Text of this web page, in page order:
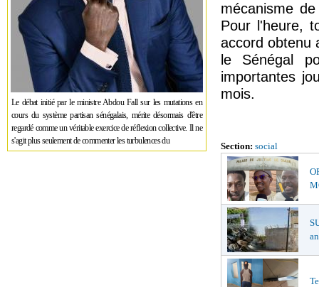
Le débat initié par le ministre Abdou Fall sur les mutations en
cours du système partisan sénégalais, mérite désormais d'être
regardé comme un véritable exercice de réflexion collective. Il ne
s'agit plus seulement de commenter les turbulences du
mécanisme
Pour l'heure,
accord obtenu
le Sénégal
importantes
mois.
Section: social